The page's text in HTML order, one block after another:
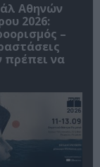
Αθηνών
2026:
–
πρέπει να